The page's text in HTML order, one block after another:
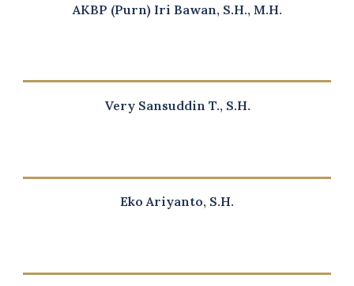
AKBP (Purn) Iri Bawan, S.H., M.H.
Very Sansuddin T., S.H.
Eko Ariyanto, S.H.